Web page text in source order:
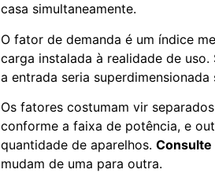
casa simultaneamente.
O fator de demanda é um índice
carga instalada à realidade de
a entrada seria superdimensionada
Os fatores costumam vir
conforme a faixa de potência, e
quantidade de aparelhos.Consulte
mudam de uma para outra.